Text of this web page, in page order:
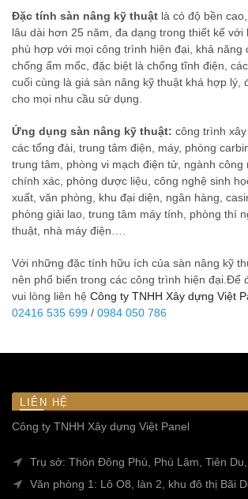
Đặc tính sàn nâng kỹ thuật là có độ bền
lâu dài hơn 25 năm, đa dạng trong thiết kế với
phù hợp với mọi công trình hiện đại, khả năng
chống ẩm mốc, đặc biệt là chống tĩnh điện,
cuối cùng là giá sàn nâng kỹ thuật khá hợp lý,
cho mọi nhu cầu sử dụng.
Ứng dụng sàn nâng kỹ thuật: công trình
các tổng đài, trung tâm điện, máy, phòng
trung tâm, phòng vi mạch điện tử, ngành công
chính xác, phòng dược liệu, công nghệ sinh
xuất, văn phòng, khu đại diện, ngân hàng,
phòng giải lao, trung tâm máy tính, phòng thí
thuật, nhà máy điện….
Với những đặc tính hữu ích của sàn nâng kỹ
nên phổ biến trong các công trình hiện đại.Để
vui lòng liên hệ Công ty TNHH Xây dựng Việt
02416 535 699 / 0984 050 786
LIÊN HỆ
Công ty TNHH Xây dựng Việt Panel
Trụ sở: Thôn Đông Phù, Phú Lâm, Tiên Du,
Văn phòng 1: Lô O8, làn 2, khu đô thị Bãi